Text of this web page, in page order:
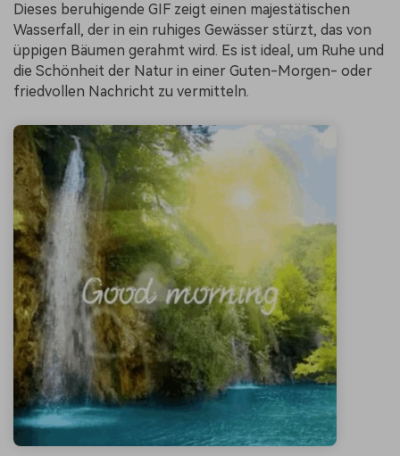
Dieses beruhigende GIF zeigt einen majestätischen
Wasserfall, der in ein ruhiges Gewässer stürzt, das von
üppigen Bäumen gerahmt wird. Es ist ideal, um Ruhe und
die Schönheit der Natur in einer Guten-Morgen- oder
friedvollen Nachricht zu vermitteln.